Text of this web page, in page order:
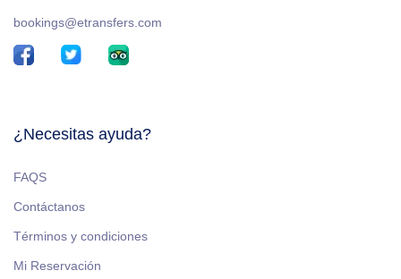
bookings@etransfers.com
¿Necesitas ayuda?
FAQS
Contáctanos
Términos y condiciones
Mi Reservación